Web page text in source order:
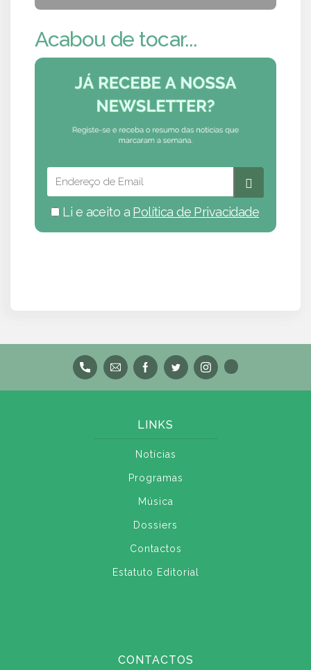
Acabou de tocar...
Li e aceito a Política de Privacidade
LINKS
Notícias
Programas
Música
Dossiers
Contactos
Estatuto Editorial
CONTACTOS